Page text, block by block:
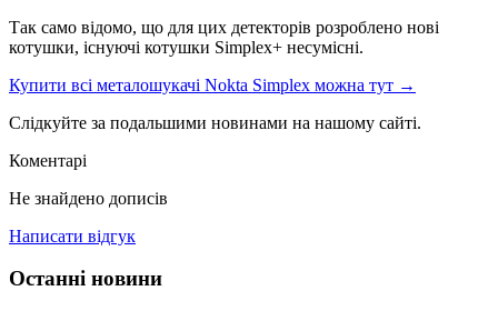
Так само відомо, що для цих детекторів розроблено нові
котушки, існуючі котушки Simplex+ несумісні.
Купити всі металошукачі Nokta Simplex можна тут →
Слідкуйте за подальшими новинами на нашому сайті.
Коментарі
Не знайдено дописів
Написати відгук
Останні новини